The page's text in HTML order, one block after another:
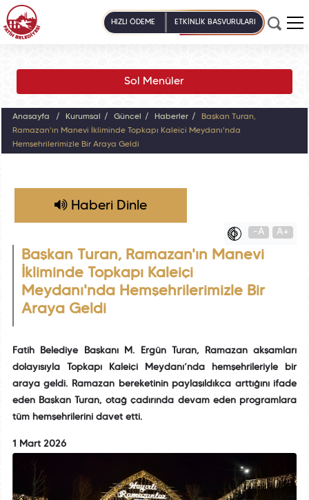
HIZLI ÖDEME ETKİNLİK BAŞVURULARI
Sol Menüler
Anasayfa Kurumsal Güncel Haberler
Başkan Turan,
Ramazan'ın Manevi İkliminde Topkapı Kaleiçi Meydanı'nda
Hemşehrilerimizle Bir Araya Geldi
Haberi Dinle
-A A+
Başkan Turan, Ramazan'ın Manevi
İkliminde Topkapı Kaleiçi
Meydanı'nda Hemşehrilerimizle Bir
Araya Geldi
Fatih Belediye Başkanı M. Ergün Turan, Ramazan akşamları
dolayısıyla Topkapı Kaleiçi Meydanı’nda hemşehrileriyle bir
araya geldi. Ramazan bereketinin paylaşıldıkça arttığını ifade
eden Başkan Turan, otağ çadırında devam eden programlara
tüm hemşehrilerini davet etti.
1 Mart 2026